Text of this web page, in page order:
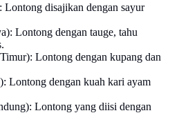
Lontong disajikan dengan sayur
Lontong dengan tauge, tahu
Lontong dengan kupang dan
Lontong dengan kuah kari ayam
Lontong yang diisi dengan